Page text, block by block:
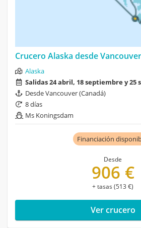
Crucero Alaska desde
Alaska
Salidas 24 abril, 18 septiembre y 25
Desde Vancouver (Canadá)
8 días
Ms Koningsdam
Financiación
Desde
906 €
+ tasas (513 €)
Ver crucero